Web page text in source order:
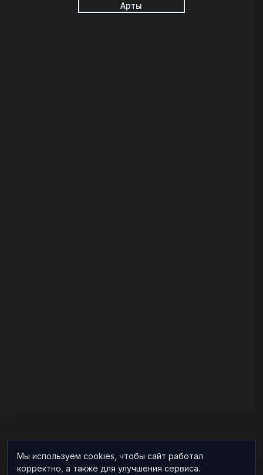
Арты
Мы используем cookies, чтобы сайт работал
корректно, а также для улучшения сервиса.